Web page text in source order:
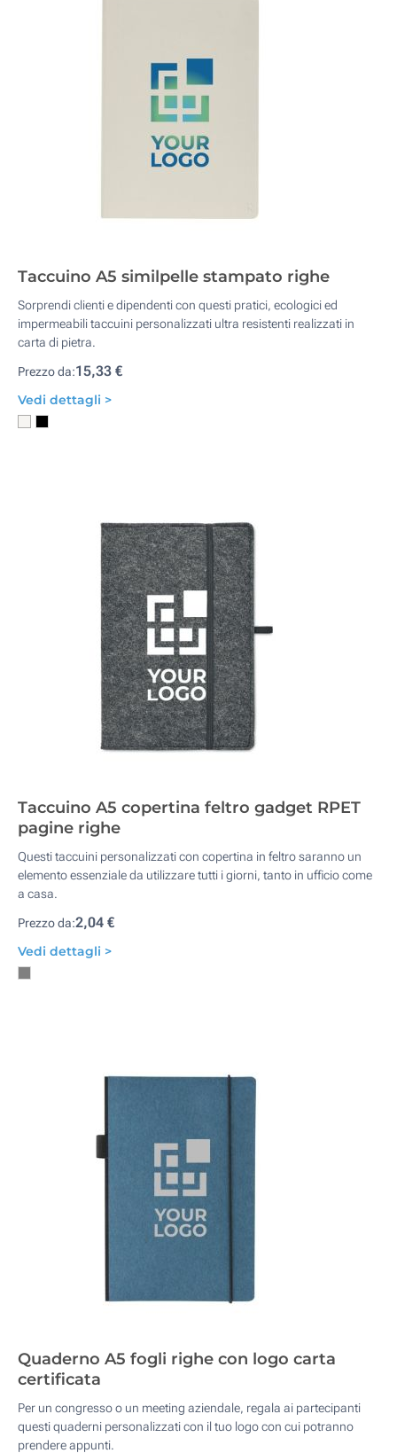
Taccuino A5 similpelle stampato righe
Sorprendi clienti e dipendenti con questi pratici, ecologici ed
impermeabili taccuini personalizzati ultra resistenti realizzati in
carta di pietra.
Prezzo da:15,33 €
Vedi dettagli >
Taccuino A5 copertina feltro gadget RPET
pagine righe
Questi taccuini personalizzati con copertina in feltro saranno un
elemento essenziale da utilizzare tutti i giorni, tanto in ufficio come
a casa.
Prezzo da:2,04 €
Vedi dettagli >
Quaderno A5 fogli righe con logo carta
certificata
Per un congresso o un meeting aziendale, regala ai partecipanti
questi quaderni personalizzati con il tuo logo con cui potranno
prendere appunti.